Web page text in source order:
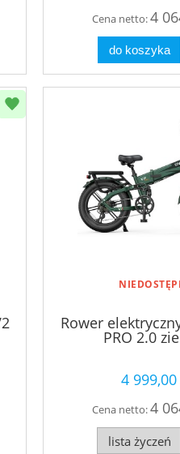
Cena netto:4
do koszyka
Rower
PRO 2.0
4 999,00
Cena netto:4
lista życzeń